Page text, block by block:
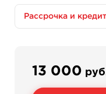
мотора и делает его
Машинка
беспроводной от
разъём RCA. Если
Рассрочка и
13 000